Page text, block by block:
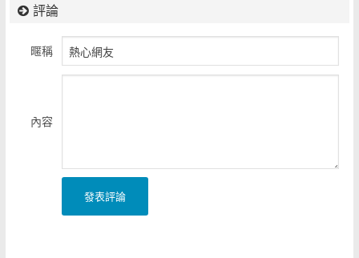
評論
暱稱
內容
發表評論